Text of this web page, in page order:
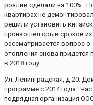
розлив сделали на 100%.
квартирах не
решили установить
произошел срыв сроков
рассматривается вопрос
отопления снова придется
в 2018 году.
Ул. Ленинградская, д.20.
программе с 2014 года.
подрядная организация